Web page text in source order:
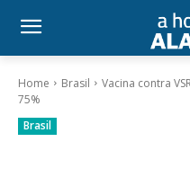
Home Brasil
Vacina contra
75%
Brasil